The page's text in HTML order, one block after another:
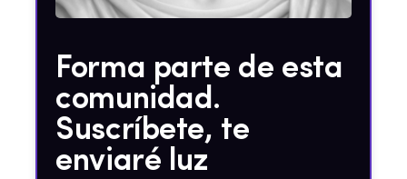
Forma parte de esta
comunidad.
Suscríbete, te
enviaré luz